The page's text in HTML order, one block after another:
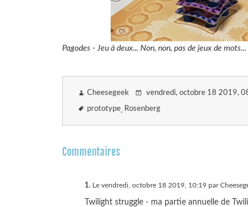
Pagodes - Jeu à deux... Non, non, pas de jeux de mots...
Cheesegeek vendredi, octobre 18 2019,
prototype Rosenberg
Commentaires
1. Le vendredi, octobre 18 2019, 10:19 par
Twilight struggle - ma partie annuelle de